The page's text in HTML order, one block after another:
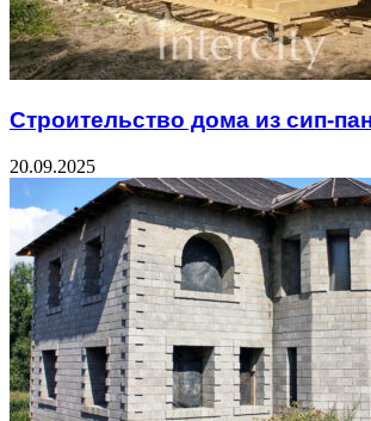
Строительство дома из сип-
20.09.2025